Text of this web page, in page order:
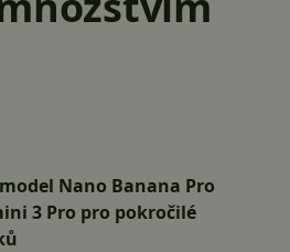
Nano Banana Pro
3 Pro pro pokročilé